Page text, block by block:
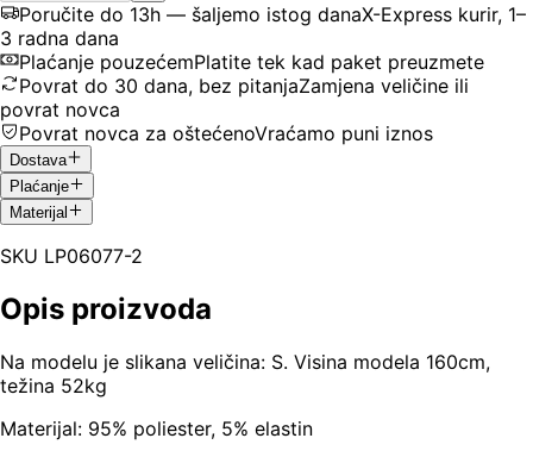
Poručite do 13h — šaljemo istog danaX-Express kurir, 1–
3 radna dana
Plaćanje pouzećemPlatite tek kad paket preuzmete
Povrat do 30 dana, bez pitanjaZamjena veličine ili
povrat novca
Povrat novca za oštećenoVraćamo puni iznos
Dostava
Plaćanje
Materijal
SKU LP06077-2
Opis proizvoda
Na modelu je slikana veličina: S. Visina modela 160cm,
težina 52kg
Materijal: 95% poliester, 5% elastin